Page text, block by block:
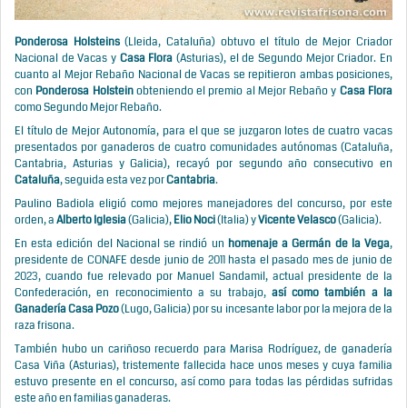
Ponderosa Holsteins(Lleida, Cataluña) obtuvo el título de Mejor Criador
Nacional de Vacas y Casa Flora (Asturias), el de Segundo Mejor Criador. En
cuanto al Mejor Rebaño Nacional de Vacas se repitieron ambas posiciones,
con Ponderosa Holsteinobteniendo el premio al Mejor Rebaño y Casa Flora
como Segundo Mejor Rebaño.
El título de Mejor Autonomía, para el que se juzgaron lotes de cuatro vacas
presentados por ganaderos de cuatro comunidades autónomas (Cataluña,
Cantabria, Asturias y Galicia), recayó por segundo año consecutivo en
Cataluña, seguida esta vez porCantabria.
Paulino Badiola eligió como mejores manejadores del concurso, por este
orden, aAlberto Iglesia(Galicia),Elio Noci(Italia) yVicente Velasco(Galicia).
En esta edición del Nacional se rindió un homenaje a Germán de la Vega,
presidente de CONAFE desde junio de 2011 hasta el pasado mes de junio de
2023, cuando fue relevado por Manuel Sandamil, actual presidente de la
Confederación, en reconocimiento a su trabajo, así como también a la
Ganadería Casa Pozo(Lugo, Galicia) por su incesante labor por la mejora de la
raza frisona.
También hubo un cariñoso recuerdo para Marisa Rodríguez, de ganadería
Casa Viña (Asturias), tristemente fallecida hace unos meses y cuya familia
estuvo presente en el concurso, así como para todas las pérdidas sufridas
este año en familias ganaderas.